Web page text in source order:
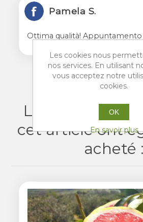
Pamela S.
Ottima qualità!
Les clients
cet article ont
acheté :
Les cookies nous
nos services. En utilisant
vous acceptez notre
cookies.
OK
En savoir plus